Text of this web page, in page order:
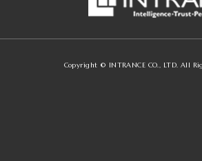
Copyright © INTRANCE CO., LTD. All